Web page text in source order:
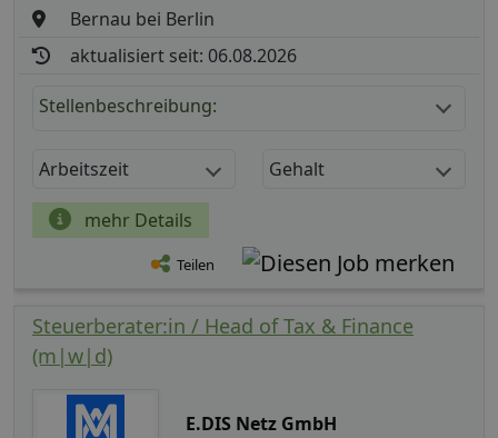
Bernau bei Berlin
aktualisiert seit: 06.08.2026
Stellenbeschreibung:
Arbeitszeit Gehalt
mehr Details
Teilen
Steuerberater:in / Head of Tax & Finance
(m|w|d)
E.DIS Netz GmbH